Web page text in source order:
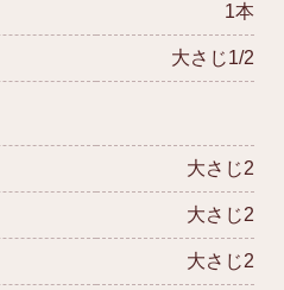
1本
大さじ1/2
大さじ2
大さじ2
大さじ2